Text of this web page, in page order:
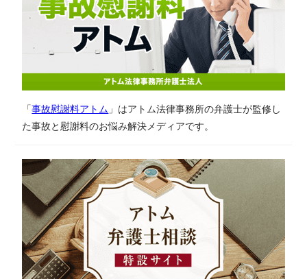
「事故慰謝料アトム 」はアトム法律事務所の弁護士が監修し
た事故と慰謝料のお悩み解決メディアです。